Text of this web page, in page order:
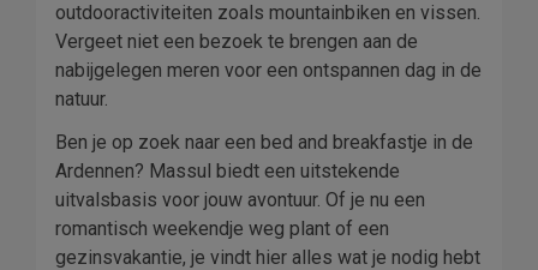
outdooractiviteiten zoals mountainbiken en vissen.
Vergeet niet een bezoek te brengen aan de
nabijgelegen meren voor een ontspannen dag in de
natuur.
Ben je op zoek naar een bed and breakfastje in de
Ardennen? Massul biedt een uitstekende
uitvalsbasis voor jouw avontuur. Of je nu een
romantisch weekendje weg plant of een
gezinsvakantie, je vindt hier alles wat je nodig hebt